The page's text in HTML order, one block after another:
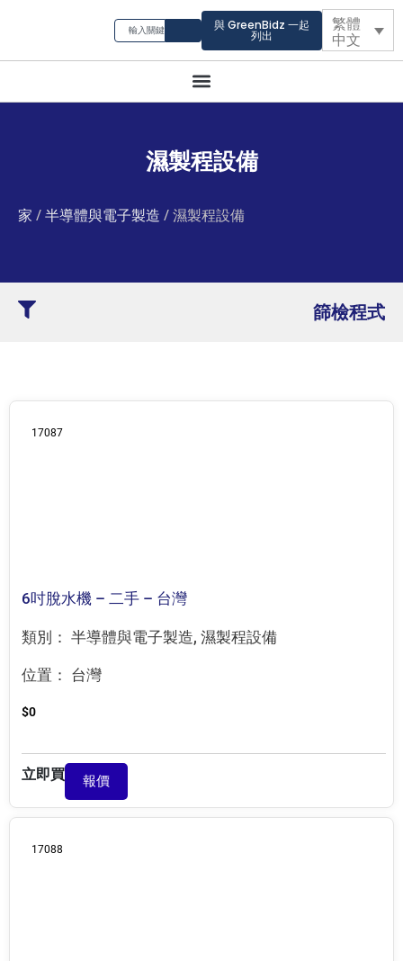
與 GreenBidz 一起
列出
繁體
中文
濕製程設備
家 /半導體與電子製造 / 濕製程設備
篩檢程式
17087
6吋脫水機 – 二手 – 台灣
類別： 半導體與電子製造, 濕製程設備
位置： 台灣
$0
立即買 報價
17088